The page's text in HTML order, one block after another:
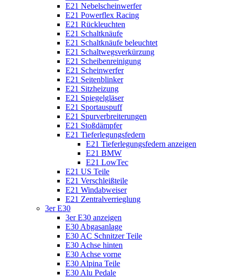
E21 Nebelscheinwerfer
E21 Powerflex Racing
E21 Rückleuchten
E21 Schaltknäufe
E21 Schaltknäufe beleuchtet
E21 Schaltwegsverkürzung
E21 Scheibenreinigung
E21 Scheinwerfer
E21 Seitenblinker
E21 Sitzheizung
E21 Spiegelgläser
E21 Sportauspuff
E21 Spurverbreiterungen
E21 Stoßdämpfer
E21 Tieferlegungsfedern
E21 Tieferlegungsfedern anzeigen
E21 BMW
E21 LowTec
E21 US Teile
E21 Verschleißteile
E21 Windabweiser
E21 Zentralverrieglung
3er E30
3er E30 anzeigen
E30 Abgasanlage
E30 AC Schnitzer Teile
E30 Achse hinten
E30 Achse vorne
E30 Alpina Teile
E30 Alu Pedale